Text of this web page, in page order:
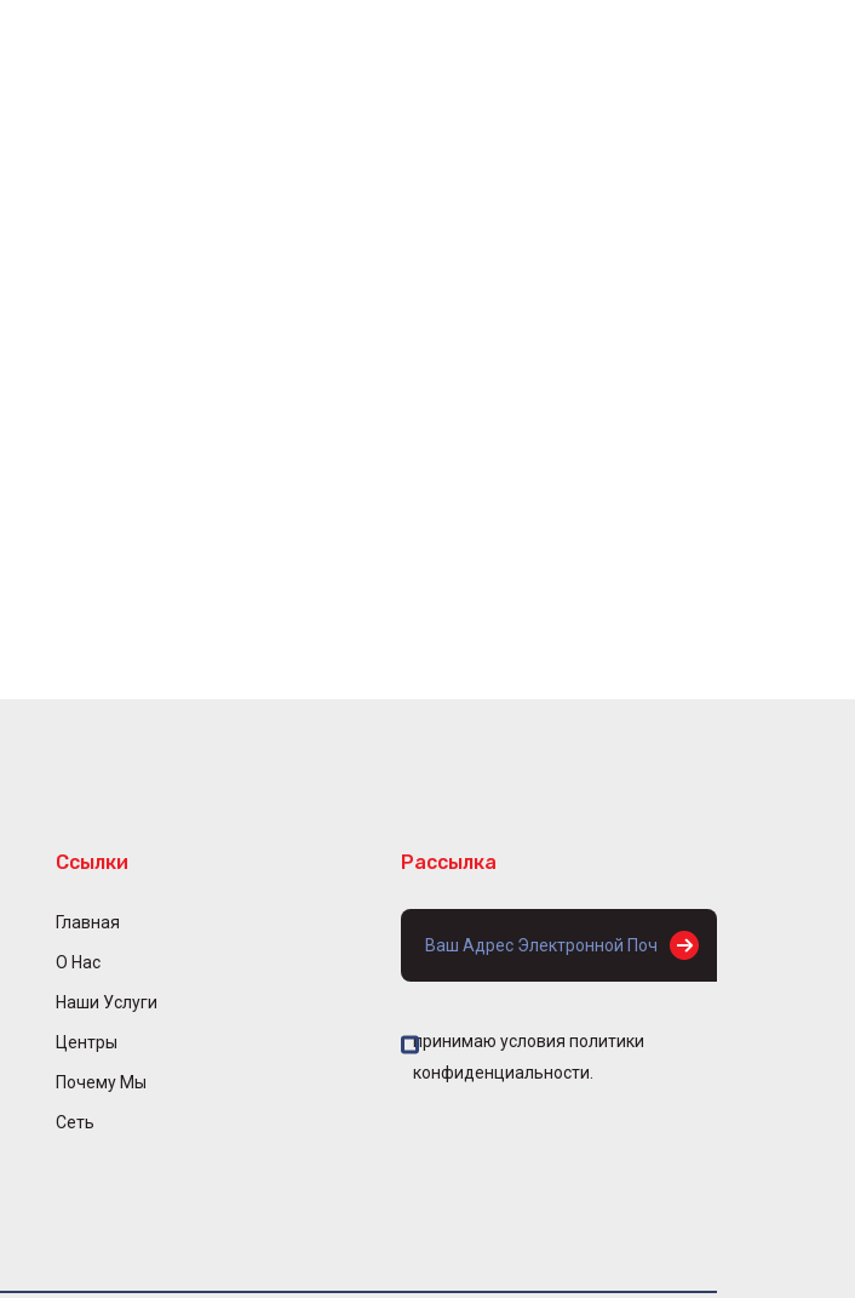
Ссылки
Главная
О Нас
Наши Услуги
Центры
Почему Мы
Сеть
Рассылка
принимаю условия политики
конфиденциальности.